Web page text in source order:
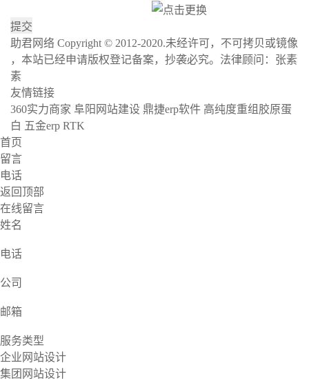
助君网络 Copyright © 2012-2020.未经许可，不可拷贝或镜像
，本站已经申请版权登记备案，抄袭必究。法律顾问：张素
素
友情链接
360实力商家 阜阳网站建设 鼎捷erp软件 高纯度重组胶原蛋
白 五金erp RTK
首页
留言
电话
返回顶部
在线留言
姓名
电话
公司
邮箱
服务类型
企业网站设计
集团网站设计